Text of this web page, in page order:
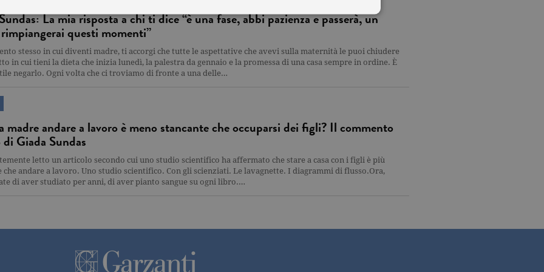
La mia risposta a chi ti dice “è una fase, abbi pazienza e passerà, un
questi momenti”
stesso in cui diventi madre, ti accorgi che tutte le aspettative che avevi sulla maternità le puoi chiudere
in cui tieni la dieta che inizia lunedì, la palestra da gennaio e la promessa di una casa sempre in ordine. È
negarlo. Ogni volta che ci troviamo di fronte a una delle…
madre andare a lavoro è meno stancante che occuparsi dei figli? Il commento
Giada Sundas
letto un articolo secondo cui uno studio scientifico ha affermato che stare a casa con i figli è più
che andare a lavoro. Uno studio scientifico. Con gli scienziati. Le lavagnette. I diagrammi di flusso.Ora,
di aver studiato per anni, di aver pianto sangue su ogni libro.…
Tecnici ed equiparati Misurazione
necessari, consentono la funzionalità del sito Web principale come l'accesso degli utenti e la gestione
essere utilizzato correttamente senza i cookie strettamente necessari. Col rispetto delle condizioni previste dal
equiparati ai tecnici e dunque non necessitano del consenso.
per ogni pagina visitata e viene utilizzato per contare e tenere traccia delle visualizzazioni
di pagina.
documentazione viene utilizzato per limitare la frequenza delle richieste, limitando la
raccolta di dati su siti ad alto traffico.
Sessione
Questo cookie viene utilizzato per verificare la pagina corrente visualizzata.
di dati registrati da Google su siti Web ad alto volume di traffico.
Questo nome di cookie è associato a Google Universal Analytics, che è un aggiornamento
significativo del servizio di analisi più comunemente utilizzato da Google. Questo cookie
viene utilizzato per distinguere utenti unici assegnando un numero generato in modo